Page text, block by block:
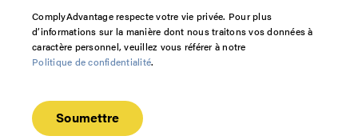
ComplyAdvantage respecte votre vie privée. Pour plus
d’informations sur la manière dont nous traitons vos données à
caractère personnel, veuillez vous référer à notre
Politique de confidentialité.